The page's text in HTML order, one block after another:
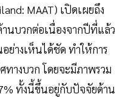
MAAT) เปิดเผยถึง
นบวกต่อเนื่องจากปีที่แล้ว
ย่างเห็นได้ชัด ทำให้การ
างบวก โดยจะมีภาพรวม
7% ทั้งนี้ขึ้นอยู่กับปัจจัยด้าน